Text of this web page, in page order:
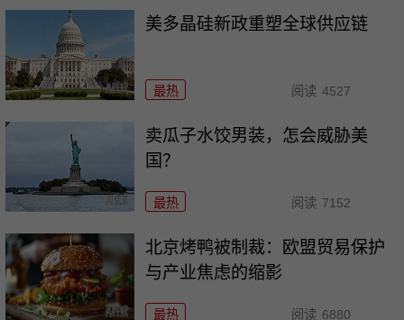
美多晶硅新政重塑全球供应链
最热 阅读 4527
卖瓜子水饺男装，怎会威胁美
国？
最热 阅读 7152
北京烤鸭被制裁：欧盟贸易保护
与产业焦虑的缩影
最热 阅读 6880